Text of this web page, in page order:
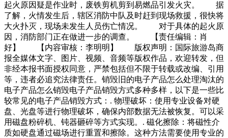
起火原因疑是作业时，废铁剪机剪到易燃品引发火灾。 据
了解，火情发生后，辖区消防中队及时赶到现场救援，很快将
大火扑灭，现场未发生人员伤亡情况。 对于具体的起火原
因，消防部门正在做进一步的调查。 【责任编辑：肖
好】 【内容审核：李明明】 版权声明：国际旅游岛商
报全媒体文字、图片、视频、音频等版权作品，欢迎转发，但
非经本报书面授权同意，严禁包括但不限于转载或改编、引用
等，违者必追究法律责任。销毁旧的电子产品怎么处理淘汰的
电子产品怎么销毁电子产品销毁方式多种多样，以下是一些比
较常见的电子产品销毁方式：. 物理破坏：使用专业设备对硬
盘、光盘等进行物理破坏，确保内部数据无法被恢复。可以采
用磁盘粉碎机、钝器砸碎等方式实现。. 磁化擦除：将磁性介
质如硬盘通过磁场进行重置和擦除。这种方法需要使用专业的